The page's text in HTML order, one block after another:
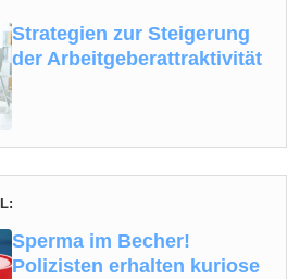
Strategien zur Steigerung
der Arbeitgeberattraktivität
Sperma im Becher!
Polizisten erhalten kuriose